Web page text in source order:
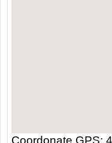
Coordonate GPS: